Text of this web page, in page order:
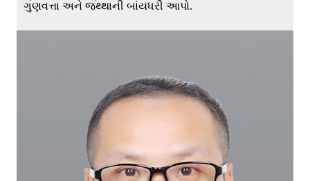
ગુણવત્તા અને જથ્થાની બાંયધરી આપો.